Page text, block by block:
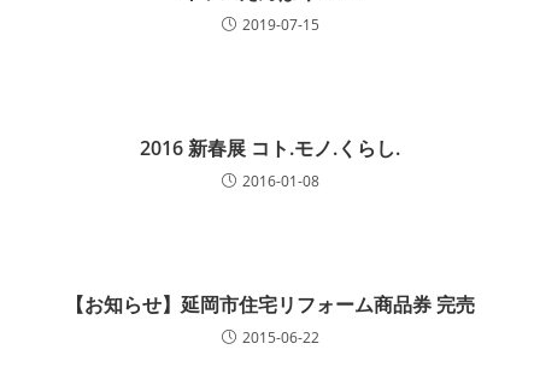
2019-07-15
2016 新春展 コト.モノ.くらし.
2016-01-08
【お知らせ】延岡市住宅リフォーム商品券 完売
2015-06-22